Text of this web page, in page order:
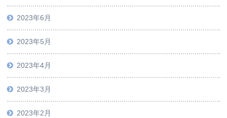
2023年6月
2023年5月
2023年4月
2023年3月
2023年2月